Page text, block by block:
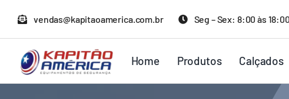
para
conteúdo
vendas@kapitaoamerica.com.br Seg – Sex: 8:00 às
Home Produtos Calçados